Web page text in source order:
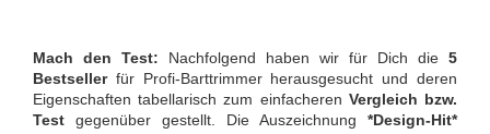
Mach den Test: Nachfolgend haben wir für Dich die 5
Bestsellerfür Profi-Barttrimmer herausgesucht und deren
Eigenschaften tabellarisch zum einfacheren Vergleich bzw.
Test gegenüber gestellt. Die Auszeichnung *Design-Hit*